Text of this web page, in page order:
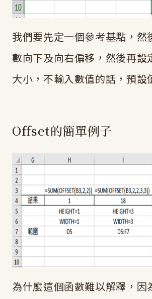
我們要先定一個參考基點，然
數向下及向右偏移，然後再設
大小，不輸入數值的話，預設
Offset的簡單例子
為什麼這個函數難以解釋，因